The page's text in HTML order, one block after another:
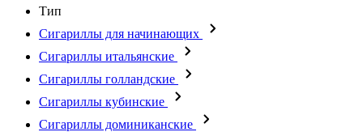
Тип
Сигариллы для начинающих
Сигариллы итальянские
Сигариллы голландские
Сигариллы кубинские
Сигариллы доминиканские